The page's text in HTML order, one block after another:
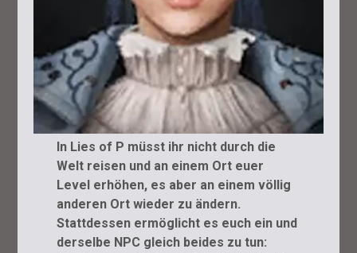
In Lies of P müsst ihr nicht durch die
Welt reisen und an einem Ort euer
Level erhöhen, es aber an einem völlig
anderen Ort wieder zu ändern.
Stattdessen ermöglicht es euch ein und
derselbe NPC gleich beides zu tun: